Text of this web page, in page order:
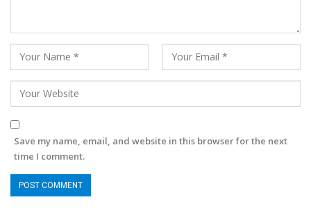
Save my name, email, and website in this browser for the next
time I comment.